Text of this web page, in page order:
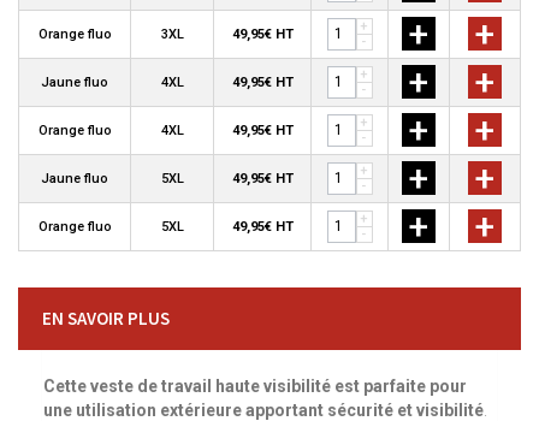
Orange fluo 3XL 49,95€ HT
+
-
+ +
Jaune fluo 4XL 49,95€ HT
+
-
+ +
Orange fluo 4XL 49,95€ HT
+
-
+ +
Jaune fluo 5XL 49,95€ HT
+
-
+ +
Orange fluo 5XL 49,95€ HT
+
-
+ +
EN SAVOIR PLUS
Cette veste de travail haute visibilité est parfaite pour
une utilisation extérieure apportant sécurité et visibilité